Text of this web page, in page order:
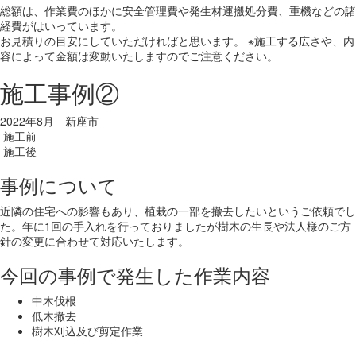
総額は、作業費のほかに安全管理費や発生材運搬処分費、重機などの諸
経費がはいっています。
お見積りの目安にしていただければと思います。 ※施工する広さや、内
容によって金額は変動いたしますのでご注意ください。
施工事例②
2022年8月 新座市
施工前
施工後
事例について
近隣の住宅への影響もあり、植栽の一部を撤去したいというご依頼でし
た。年に1回の手入れを行っておりましたが樹木の生長や法人様のご方
針の変更に合わせて対応いたします。
今回の事例で発生した作業内容
中木伐根
低木撤去
樹木刈込及び剪定作業